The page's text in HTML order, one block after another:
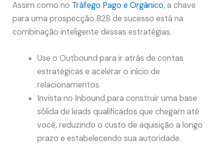
Assim como no Tráfego Pago e Orgânico, a chave
para uma prospecção B2B de sucesso está na
combinação inteligente dessas estratégias.
Use o Outbound para ir atrás de contas
estratégicas e acelerar o início de
relacionamentos.
Invista no Inbound para construir uma base
sólida de leads qualificados que chegam até
você, reduzindo o custo de aquisição a longo
prazo e estabelecendo sua autoridade.